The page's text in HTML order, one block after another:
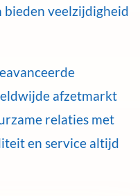
veelzijdigheid
afzetmarkt
relaties met
en service altijd